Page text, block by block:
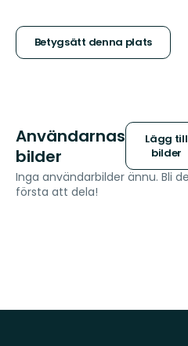
stjärnor
Betygsätt denna plats
Användarnas
bilder
Lägg till
bilder
Inga användarbilder ännu. Bli
första att dela!